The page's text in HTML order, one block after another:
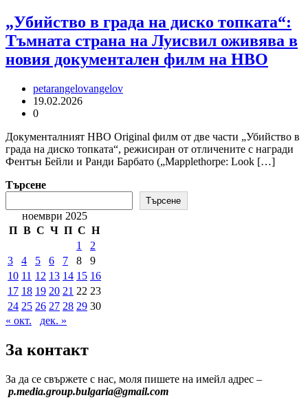
„Убийство в града на диско топката“:
Тъмната страна на Луисвил оживява в
новия документален филм на HBO
petarangelovangelov
19.02.2026
0
Документалният HBO Original филм от две части „Убийство в
града на диско топката“, режисиран от отличените с награди
Фентън Бейли и Ранди Барбато („Mapplethorpe: Look […]
Търсене
Търсене
ноември 2025
П В С Ч П С Н
1
2
3
4 5 6 7 8
9
10 11 12 13 14 15 16
17 18 19 20 21 22 23
24 25 26 27 28 29 30
« окт.
дек. »
За контакт
За да се свържете с нас, моля пишете на имейл адрес –
p.media.group.bulgaria@gmail.com